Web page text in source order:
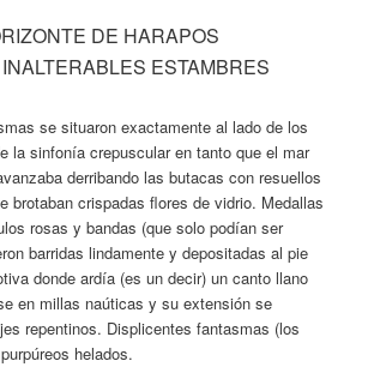
DE HARAPOS
ESTAMBRES
se situaron exactamente al lado de los
la sinfonía crepuscular en tanto que el mar
derribando las butacas con resuellos
brotaban crispadas flores de vidrio. Medallas
rosas y bandas (que solo podían ser
barridas lindamente y depositadas al pie
donde ardía (es un decir) un canto llano
en millas naúticas y su extensión se
repentinos. Displicentes fantasmas (los
helados.